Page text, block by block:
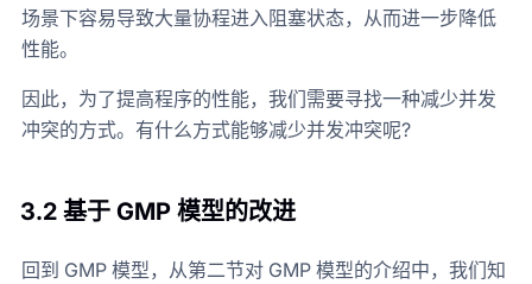
场景下容易导致大量协程进入阻塞状态，从而进一步降低
性能。
因此，为了提高程序的性能，我们需要寻找一种减少并发
冲突的方式。有什么方式能够减少并发冲突呢?
3.2 基于 GMP 模型的改进
回到 GMP 模型，从第二节对 GMP 模型的介绍中，我们知